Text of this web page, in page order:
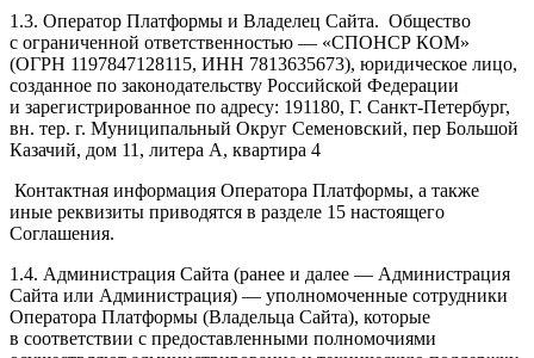
1.3. Оператор Платформы и Владелец Сайта. Общество
с ограниченной ответственностью — «СПОНСР КОМ»
(ОГРН 1197847128115, ИНН 7813635673), юридическое лицо,
созданное по законодательству Российской Федерации
и зарегистрированное по адресу: 191180, Г. Санкт-Петербург,
вн. тер. г. Муниципальный Округ Семеновский, пер Большой
Казачий, дом 11, литера А, квартира 4
Контактная информация Оператора Платформы, а также
иные реквизиты приводятся в разделе 15 настоящего
Соглашения.
1.4. Администрация Сайта (ранее и далее — Администрация
Сайта или Администрация) — уполномоченные сотрудники
Оператора Платформы (Владельца Сайта), которые
в соответствии с предоставленными полномочиями